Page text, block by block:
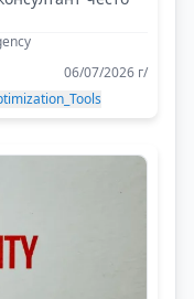
06/07/2026 г/